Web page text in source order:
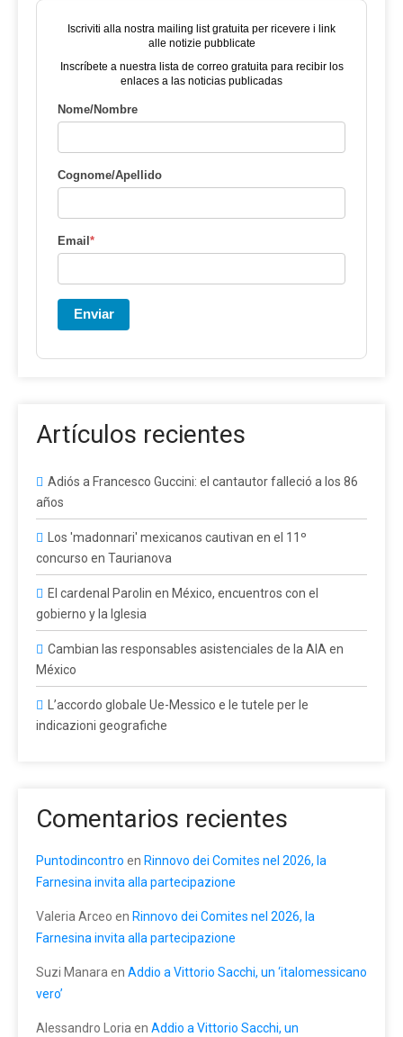
Iscriviti alla nostra mailing list gratuita per ricevere i link
alle notizie pubblicate
Inscríbete a nuestra lista de correo gratuita para recibir los
enlaces a las noticias publicadas
Nome/Nombre
Cognome/Apellido
Email*
Enviar
Artículos recientes
Adiós a Francesco Guccini: el cantautor falleció a los 86
años
Los 'madonnari' mexicanos cautivan en el 11º
concurso en Taurianova
El cardenal Parolin en México, encuentros con el
gobierno y la Iglesia
Cambian las responsables asistenciales de la AIA en
México
L’accordo globale Ue-Messico e le tutele per le
indicazioni geografiche
Comentarios recientes
Puntodincontro en Rinnovo dei Comites nel 2026, la
Farnesina invita alla partecipazione
Valeria Arceo en Rinnovo dei Comites nel 2026, la
Farnesina invita alla partecipazione
Suzi Manara en Addio a Vittorio Sacchi, un ‘italomessicano
vero’
Alessandro Loria en Addio a Vittorio Sacchi, un